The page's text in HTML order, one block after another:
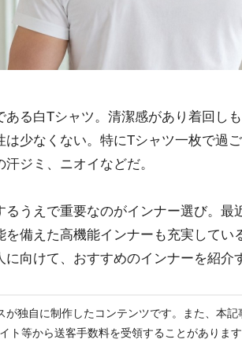
る白Tシャツ。清潔感があり着回し
少なくない。特にTシャツ一枚で過
ジミ、ニオイなどだ。
うえで重要なのがインナー選び。最
を備えた高機能インナーも充実してい
向けて、おすすめのインナーを紹介
独自に制作したコンテンツです。また、本記
ト等から送客手数料を受領することがあります